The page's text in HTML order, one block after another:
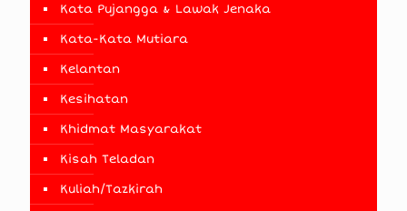
Kata Pujangga & Lawak Jenaka
Kata-Kata Mutiara
Kelantan
Kesihatan
Khidmat Masyarakat
Kisah Teladan
Kuliah/Tazkirah